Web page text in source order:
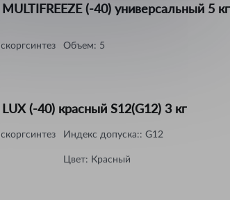
(-40) универсальный 5 кг
Объем: 5
(-40) красный S12(G12) 3 кг
Индекс допуска:: G12
Цвет: Красный